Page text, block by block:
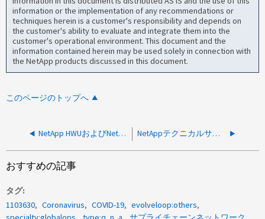
information or the implementation of any recommendations or
techniques herein is a customer's responsibility and depends on
the customer's ability to evaluate and integrate them into the
customer's operational environment. This document and the
information contained herein may be used solely in connection with
the NetApp products discussed in this document.
このページのトップへ
NetApp HWUおよびNetApp IMT ツールとは何ですか NetAppテクニカルサポートの範囲
おすすめの記事
タグ
1103630
Coronavirus COVID-19
evolveloop:others